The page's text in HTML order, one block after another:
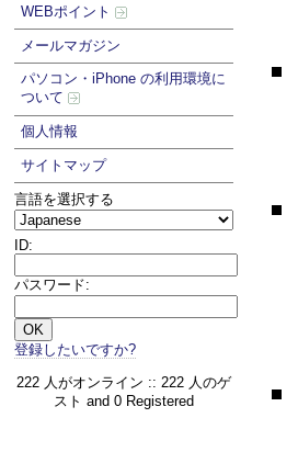
WEBポイント
メールマガジン
パソコン・iPhone の利用環境に
ついて
個人情報
サイトマップ
言語を選択する
ID:
パスワード:
登録したいですか?
222 人がオンライン :: 222 人のゲ
スト and 0 Registered